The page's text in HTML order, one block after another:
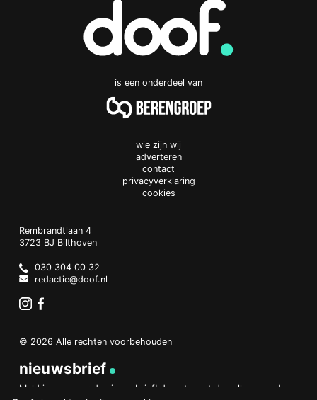
is een onderdeel van
wie zijn wij
adverteren
contact
privacyverklaring
cookies
Doof.nl
work
Rembrandtlaan 4
3723 BJ Bilthoven
Netherlands
030 304 00 32
redactie@doof.nl
© 2026 Alle rechten voorbehouden
nieuwsbrief
Meld je aan voor de nieuwsbrief! Je ontvangt dan elke maand